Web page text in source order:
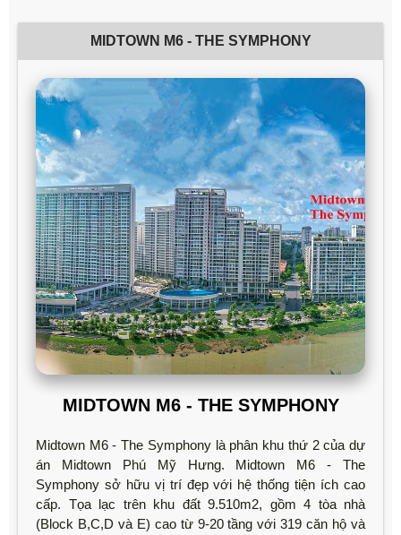
MIDTOWN M6 - THE SYMPHONY
MIDTOWN M6 - THE SYMPHONY
Midtown M6 - The Symphony là phân khu thứ 2 của dự
án Midtown Phú Mỹ Hưng. Midtown M6 - The
Symphony sở hữu vị trí đẹp với hệ thống tiện ích cao
cấp. Tọa lạc trên khu đất 9.510m2, gồm 4 tòa nhà
(Block B,C,D và E) cao từ 9-20 tầng với 319 căn hộ và